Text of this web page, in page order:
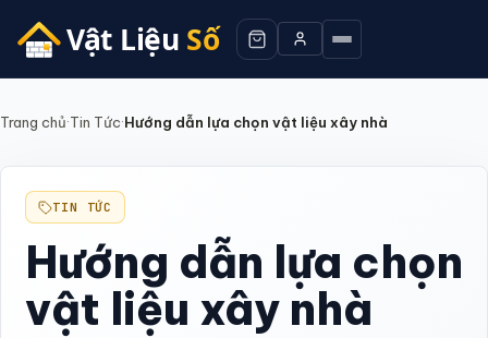
Trang chủ·Tin Tức·Hướng dẫn lựa chọn vật liệu xây nhà
TIN TỨC
Hướng dẫn lựa chọn
vật liệu xây nhà